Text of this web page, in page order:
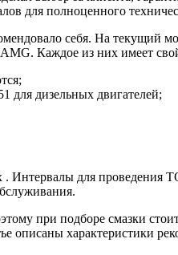
для полноценного
себя. На текущий
Каждое из них имеет
для дизельных двигателей;
Интервалы для проведения
при подборе смазки
описаны характеристики